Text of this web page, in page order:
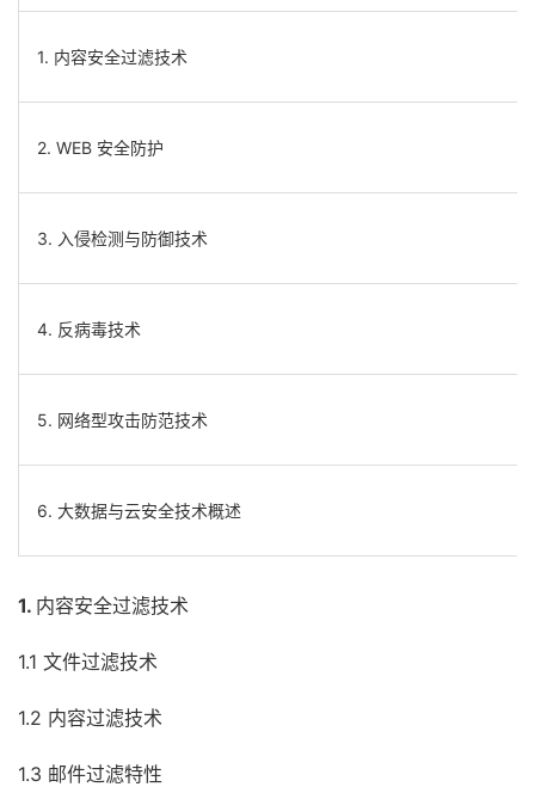
1. 内容安全过滤技术
2. WEB 安全防护
3. 入侵检测与防御技术
4. 反病毒技术
5. 网络型攻击防范技术
6. 大数据与云安全技术概述
1. 内容安全过滤技术
1.1 文件过滤技术
1.2 内容过滤技术
1.3 邮件过滤特性